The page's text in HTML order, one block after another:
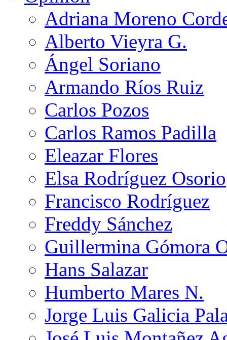
Adriana Moreno
Alberto Vieyra G.
Ángel Soriano
Armando Ríos Ruiz
Carlos Pozos
Carlos Ramos Padilla
Eleazar Flores
Elsa Rodríguez Osorio
Francisco Rodríguez
Freddy Sánchez
Guillermina Gómora
Hans Salazar
Humberto Mares N.
Jorge Luis Galicia